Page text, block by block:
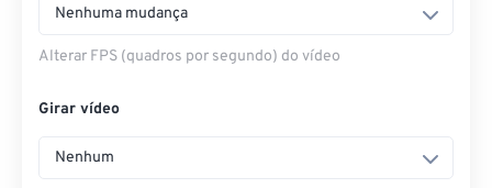
Nenhuma mudança
Alterar FPS (quadros por segundo) do vídeo
Girar vídeo
Nenhum